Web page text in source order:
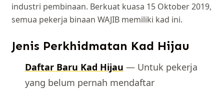
industri pembinaan. Berkuat kuasa 15 Oktober 2019,
semua pekerja binaan WAJIB memiliki kad ini.
Jenis Perkhidmatan Kad Hijau
Daftar Baru Kad Hijau — Untuk pekerja
yang belum pernah mendaftar